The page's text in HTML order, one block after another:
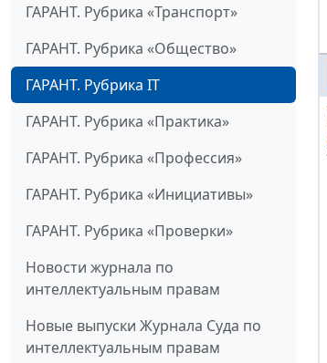
ГАРАНТ. Рубрика «Транспорт»
ГАРАНТ. Рубрика «Общество»
ГАРАНТ. Рубрика IT
ГАРАНТ. Рубрика «Практика»
ГАРАНТ. Рубрика «Профессия»
ГАРАНТ. Рубрика «Инициативы»
ГАРАНТ. Рубрика «Проверки»
Новости журнала по
интеллектуальным правам
Новые выпуски Журнала Суда по
интеллектуальным правам